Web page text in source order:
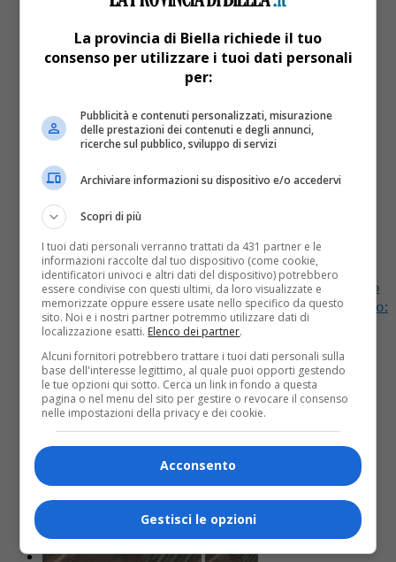
Cronaca
Cade dal quarto piano: ragazzo di 15
anni grave in ospedale
Cade dal quarto piano: ragazzo di 15 anni gravissimo
in ospedale E’ successo a Trino Cade dal quarto piano:
ragazzo grave in ospedale Un ragazzo 15enne...
La provincia di Biella richiede il tuo
consenso per utilizzare i tuoi dati personali
per:
Pubblicità e contenuti personalizzati, misurazione
delle prestazioni dei contenuti e degli annunci,
ricerche sul pubblico, sviluppo di servizi
Archiviare informazioni su dispositivo e/o accedervi
Scopri di più
I tuoi dati personali verranno trattati da 431 partner e le
informazioni raccolte dal tuo dispositivo (come cookie,
identificatori univoci e altri dati del dispositivo) potrebbero
essere condivise con questi ultimi, da loro visualizzate e
memorizzate oppure essere usate nello specifico da questo
sito. Noi e i nostri partner potremmo utilizzare dati di
localizzazione esatti. Elenco dei partner.
Alcuni fornitori potrebbero trattare i tuoi dati personali sulla
base dell'interesse legittimo, al quale puoi opporti gestendo
le tue opzioni qui sotto. Cerca un link in fondo a questa
pagina o nel menu del sito per gestire o revocare il consenso
nelle impostazioni della privacy e dei cookie.
Acconsento
Gestisci le opzioni